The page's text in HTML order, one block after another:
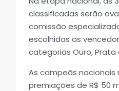
classificadas serão
comissão
escolhidas as
categorias Ouro, Prata
As campeãs nacionais
premiações de R$ 50